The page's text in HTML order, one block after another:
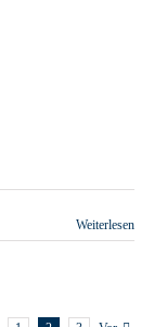
Weiterlesen